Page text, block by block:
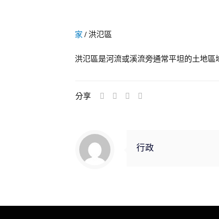
家 / 洪氾區
洪氾區是河流或溪流旁通常平坦的土地區
分享
行政